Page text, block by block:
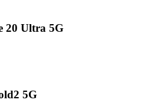
20 Ultra 5G
5G